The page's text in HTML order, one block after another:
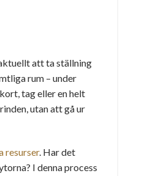
att ta ställning
rum – under
tag eller en helt
utan att gå ur
resurser. Har det
I denna process